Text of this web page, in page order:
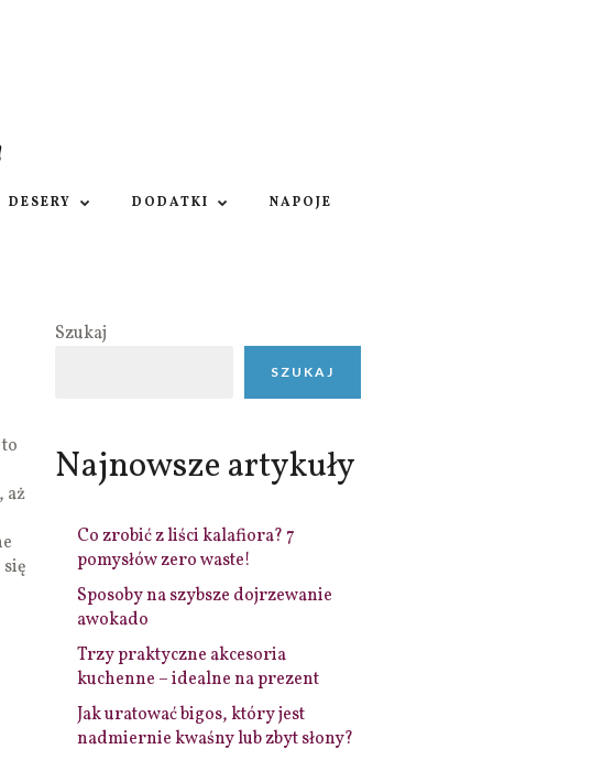
DESERY DODATKI NAPOJE
aż
Szukaj
SZUKAJ
Najnowsze artykuły
Co zrobić z liści kalafiora? 7
pomysłów zero waste!
Sposoby na szybsze dojrzewanie
awokado
Trzy praktyczne akcesoria
kuchenne – idealne na prezent
Jak uratować bigos, który jest
nadmiernie kwaśny lub zbyt słony?